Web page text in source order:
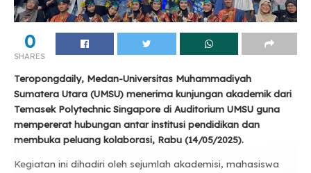
0
SHARES
Teropongdaily, Medan-Universitas Muhammadiyah
Sumatera Utara (UMSU) menerima kunjungan akademik dari
Temasek Polytechnic Singapore di Auditorium UMSU guna
mempererat hubungan antar institusi pendidikan dan
membuka peluang kolaborasi, Rabu (14/05/2025).
Kegiatan ini dihadiri oleh sejumlah akademisi, mahasiswa